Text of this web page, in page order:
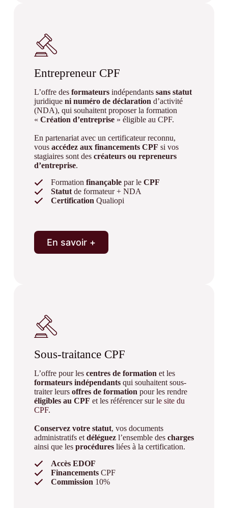
Entrepreneur CPF
L’offre des formateurs indépendants sans statut
juridique ni numéro de déclaration d’activité
(NDA), qui souhaitent proposer la formation
« Création d’entreprise » éligible au CPF.
En partenariat avec un certificateur reconnu,
vousaccédez aux financements CPF si vos
stagiaires sont des créateurs ou repreneurs
d’entreprise.
Formation finançablepar le CPF
Statutde formateur + NDA
Certification Qualiopi
En savoir +
Sous-traitance CPF
L’offre pour les centres de formation et les
formateurs indépendantsqui souhaitent sous-
traiter leurs offres de formation pour les rendre
éligibles au CPF et les référencer surle site du
CPF.
Conservez votre statut, vos documents
administratifs et déléguezl’ensemble des charges
ainsi que les procéduresliées à la certification.
Accès EDOF
FinancementsCPF
Commission 10%